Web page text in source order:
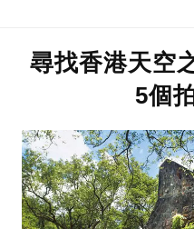
尋找香港天空
5個